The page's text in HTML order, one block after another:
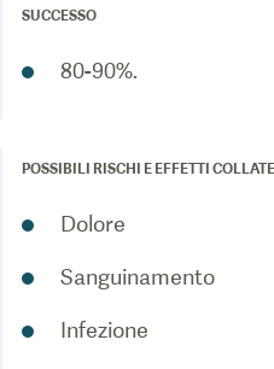
SUCCESSO
80-90%.
POSSIBILI RISCHI E EFFETTI
Dolore
Sanguinamento
Infezione